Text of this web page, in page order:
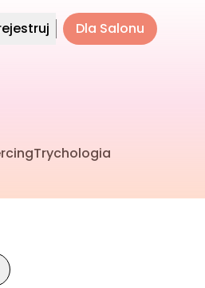
Dla Salonu
Trychologia
mapy